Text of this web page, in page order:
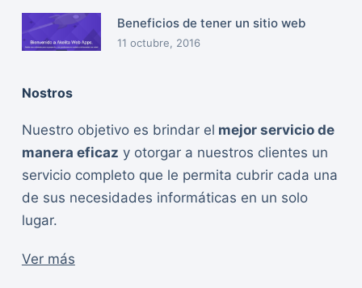
Beneficios de tener un sitio web
11 octubre, 2016
Nostros
Nuestro objetivo es brindar el mejor servicio de
manera eficaz y otorgar a nuestros clientes un
servicio completo que le permita cubrir cada una
de sus necesidades informáticas en un solo
lugar.
Ver más